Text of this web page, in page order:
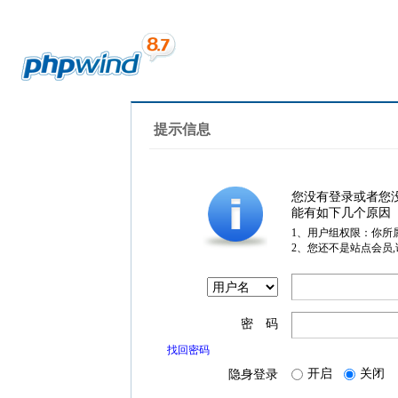
提示信息
您没有登录或者您
能有如下几个原因
1、用户组权限：你所
2、您还不是站点会员
密 码
找回密码
隐身登录 开启 关闭